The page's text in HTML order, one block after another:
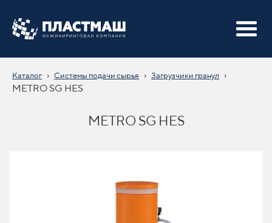
Каталог › Системы подачи сырья › Загрузчики гранул ›
METRO SG HES
METRO SG HES